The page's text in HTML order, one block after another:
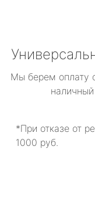
Мы берем оплату
*При отказе от
1000 руб.